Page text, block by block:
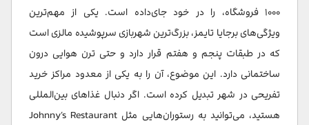
۱۰۰۰ فروشگاه، را در خود جای‌داده است. یکی از مهم‌ترین
ویژگی‌های برجایا تایمز، بزرگ‌ترین شهربازی سرپوشیده مالزی است
که در طبقات پنجم و هفتم قرار دارد و حتی ترن هوایی درون
ساختمانی دارد. این موضوع، آن را به یکی از معدود مراکز خرید
تفریحی در شهر تبدیل کرده است. اگر دنبال غذاهای بین‌المللی
هستید، می‌توانید به رستوران‌هایی مثل Johnny’s Restaurant